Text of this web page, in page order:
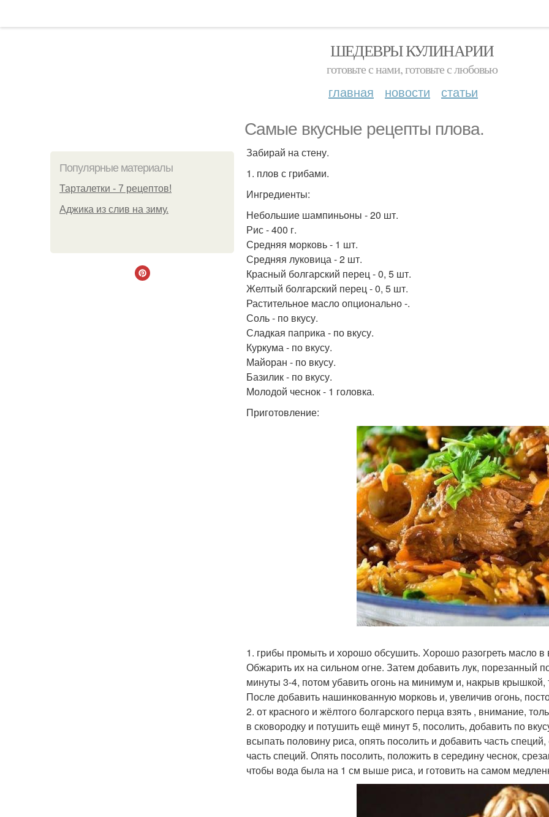
ШЕДЕВРЫ КУЛИНАРИИ
готовьте с нами, готовьте с любовью
главная новости статьи
Самые вкусные рецепты плова.
Популярные материалы
Тарталетки - 7 рецептов!
Аджика из слив на зиму.
Забирай на стену.
1. плов с грибами.
Ингредиенты:
Небольшие шампиньоны - 20 шт.
Рис - 400 г.
Средняя морковь - 1 шт.
Средняя луковица - 2 шт.
Красный болгарский перец - 0, 5 шт.
Желтый болгарский перец - 0, 5 шт.
Растительное масло опционально -.
Соль - по вкусу.
Сладкая паприка - по вкусу.
Куркума - по вкусу.
Майоран - по вкусу.
Базилик - по вкусу.
Молодой чеснок - 1 головка.
Приготовление:
1. грибы промыть и хорошо обсушить. Хорошо разогреть масло в
Обжарить их на сильном огне. Затем добавить лук, порезанный
минуты 3-4, потом убавить огонь на минимум и, накрыв
После добавить нашинкованную морковь и, увеличив огонь,
2. от красного и жёлтого болгарского перца взять , внимание,
в сковородку и потушить ещё минут 5, посолить, добавить по
всыпать половину риса, опять посолить и добавить часть
часть специй. Опять посолить, положить в середину чеснок,
чтобы вода была на 1 см выше риса, и готовить на самом